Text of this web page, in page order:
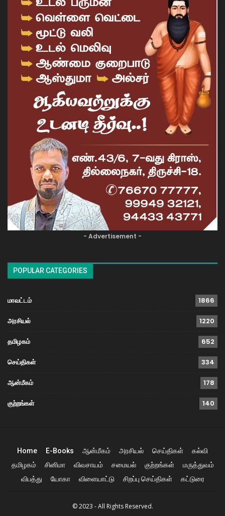
- Advertisement -
POPULAR CATEGORIES
மாவட்டம் 1866
அரசியல் 1220
தமிழகம் 652
செய்திகள் 334
ஆன்மீகம் 178
குற்றங்கள் 140
Home E-Books ஆன்மீகம் அரசியல் செய்திகள்
கல்வி
தமிழகம்
சினிமா விவசாயம் சமையல் குற்றங்கள்
மருத்துவம்
விபத்து
யோகா விளையாட்டு சிறப்பு செய்திகள் கட்டுரை
© 2023 - All Rights Reserved.